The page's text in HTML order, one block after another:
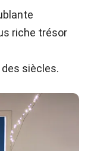
riche trésor
siècles.